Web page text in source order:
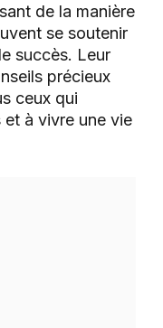
de la manière
se soutenir
succès. Leur
précieux
ceux qui
et à vivre une vie